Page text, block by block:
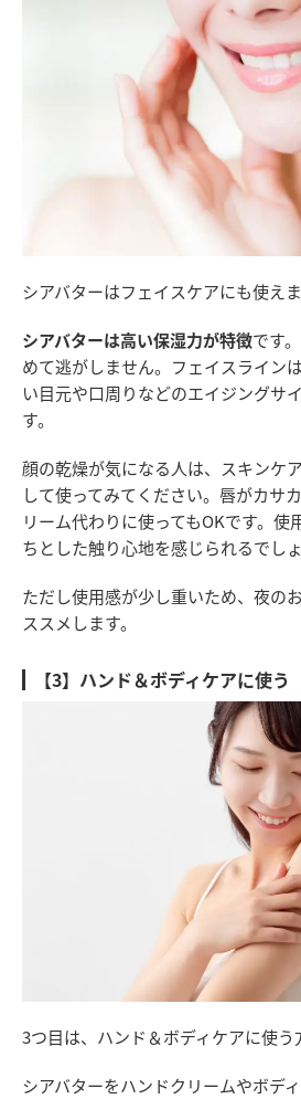
シアバターはフェイスケアにも使えま
シアバターは高い保湿力が特徴です
めて逃がしません。フェイスライン
い目元や口周りなどのエイジングサ
す。
顔の乾燥が気になる人は、スキンケ
して使ってみてください。唇がカサ
リーム代わりに使ってもOKです。使
ちとした触り心地を感じられるでしょ
ただし使用感が少し重いため、夜の
ススメします。
【3】ハンド＆ボディケアに使う
3つ目は、ハンド＆ボディケアに使う
シアバターをハンドクリームやボデ